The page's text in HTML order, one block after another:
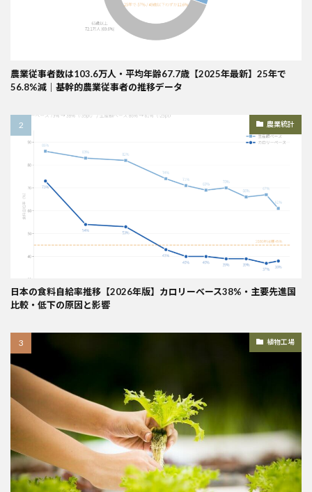
農業従事者数は103.6万人・平均年齢67.7歳【2025年最新】25年で
56.8%減｜基幹的農業従事者の推移データ
農業統計
日本の食料自給率推移【2026年版】カロリーベース38%・主要先進国
比較・低下の原因と影響
植物工場